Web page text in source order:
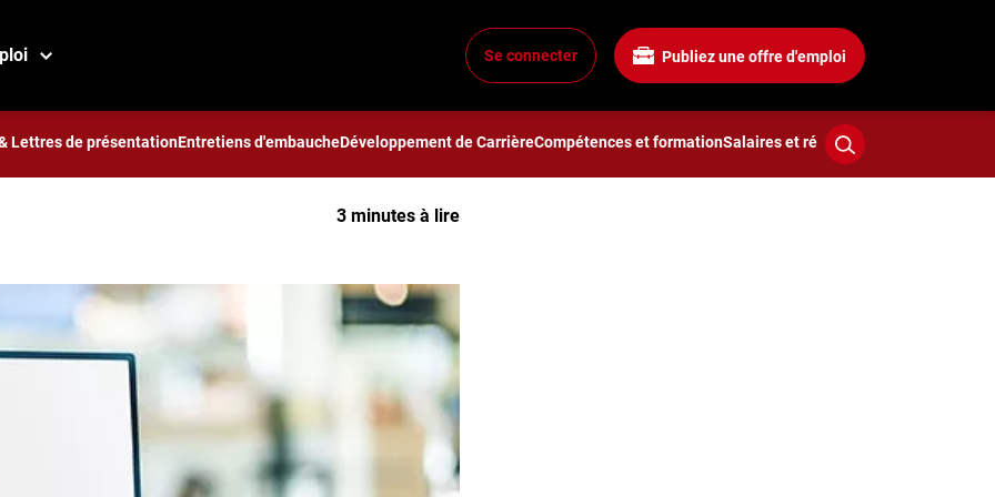
Se connecter Publiez une offre d'emploi
Lettres de présentationEntretiens d'embaucheDéveloppement de CarrièreCompétences et formationSalaires et rémunération
ingénieurs sur AutoCAD
pour les ingénieurs
3 minutes à lire